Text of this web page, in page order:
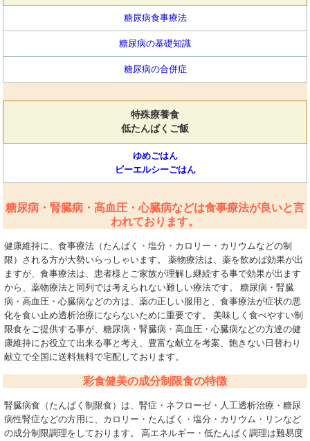
糖尿病食事療法
糖尿病の基礎知識
糖尿病の合併症
特殊療養食
低たんぱくご飯
ゆめごはん
ピーエルシーごはん
糖尿病・腎臓病・高血圧・心臓病などは食事療法が良いと言
われております。
健康維持に、食事療法（たんぱく・塩分・カロリー・カリウムなどの制
限）される方が大勢いらっしゃいます。 薬物療法は、薬を飲めば効果が出
ますが、食事療法は、患者様とご家族が理解し継続する事で効果が出ます
から、薬物療法と同列では考えられない難しい療法です。 糖尿病・腎臓
病・高血圧・心臓病などの方は、薬の正しい服用と、食事療法が症状の悪
化を食い止め透析治療にならないために重要です。 美味しく食べやすい制
限食をご提供する事が、糖尿病・腎臓病・高血圧・心臓病などの方達の健
康維持にお役立て出来る事と考え、豊富な献立を考案、飽きない日替わり
献立で全国に送料無料で宅配しております。
彩食健美の成分制限食の特徴
腎臓病食（たんぱく制限食）は、腎症・ネフローゼ・人工透析治療・糖尿
病性腎症などの方用に、カロリー・たんぱく・塩分・カリウム・リンなど
の成分制限調理をしております。 高エネルギー・低たんぱく調理は難易度